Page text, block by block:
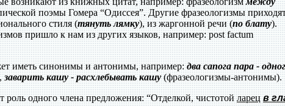
поэмы Гомера “Одиссея”. Другие фразеологизмы
стиля (тянуть лямку), из жаргонной речи (по блату).
пришло к нам из других языков, например: post factum
иметь синонимы и антонимы, например:два сапога пара -
заварить кашу - расхлебывать кашу(фразеологизмы-антонимы).
одного члена предложения: “Отделкой, чистотойларец в